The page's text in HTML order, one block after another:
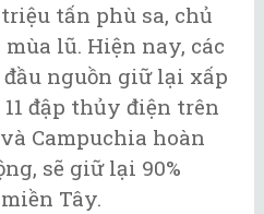
tấn phù sa, chủ
lũ. Hiện nay, các
nguồn giữ lại xấp
đập thủy điện trên
Campuchia hoàn
sẽ giữ lại 90%
Tây.